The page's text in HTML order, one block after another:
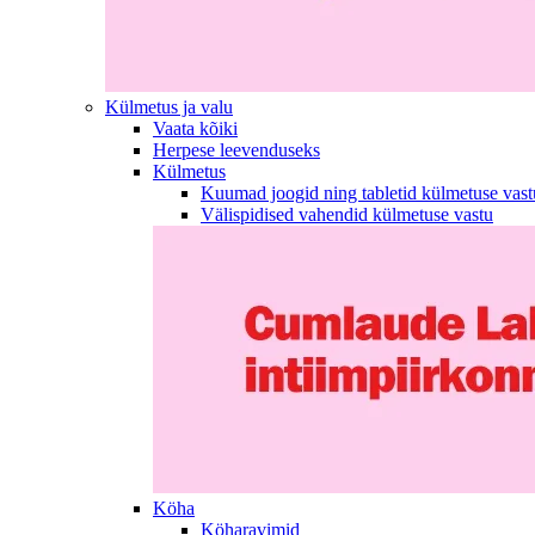
Külmetus ja valu
Vaata kõiki
Herpese leevenduseks
Külmetus
Kuumad joogid ning tabletid külmetuse
Välispidised vahendid külmetuse vastu
Köha
Köharavimid